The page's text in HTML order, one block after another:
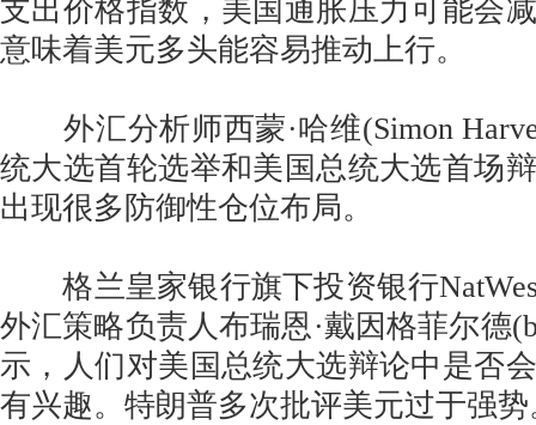
支出价格指数，美国通胀压力可能会
意味着美元多头能容易推动上行。
外汇分析师西蒙·哈维(Simon
统大选首轮选举和美国总统大选首场
出现很多防御性仓位布局。
格兰皇家银行旗下投资银行
外汇策略负责人布瑞恩·戴因格菲尔德
示，人们对美国总统大选辩论中是否
有兴趣。特朗普多次批评美元过于强势